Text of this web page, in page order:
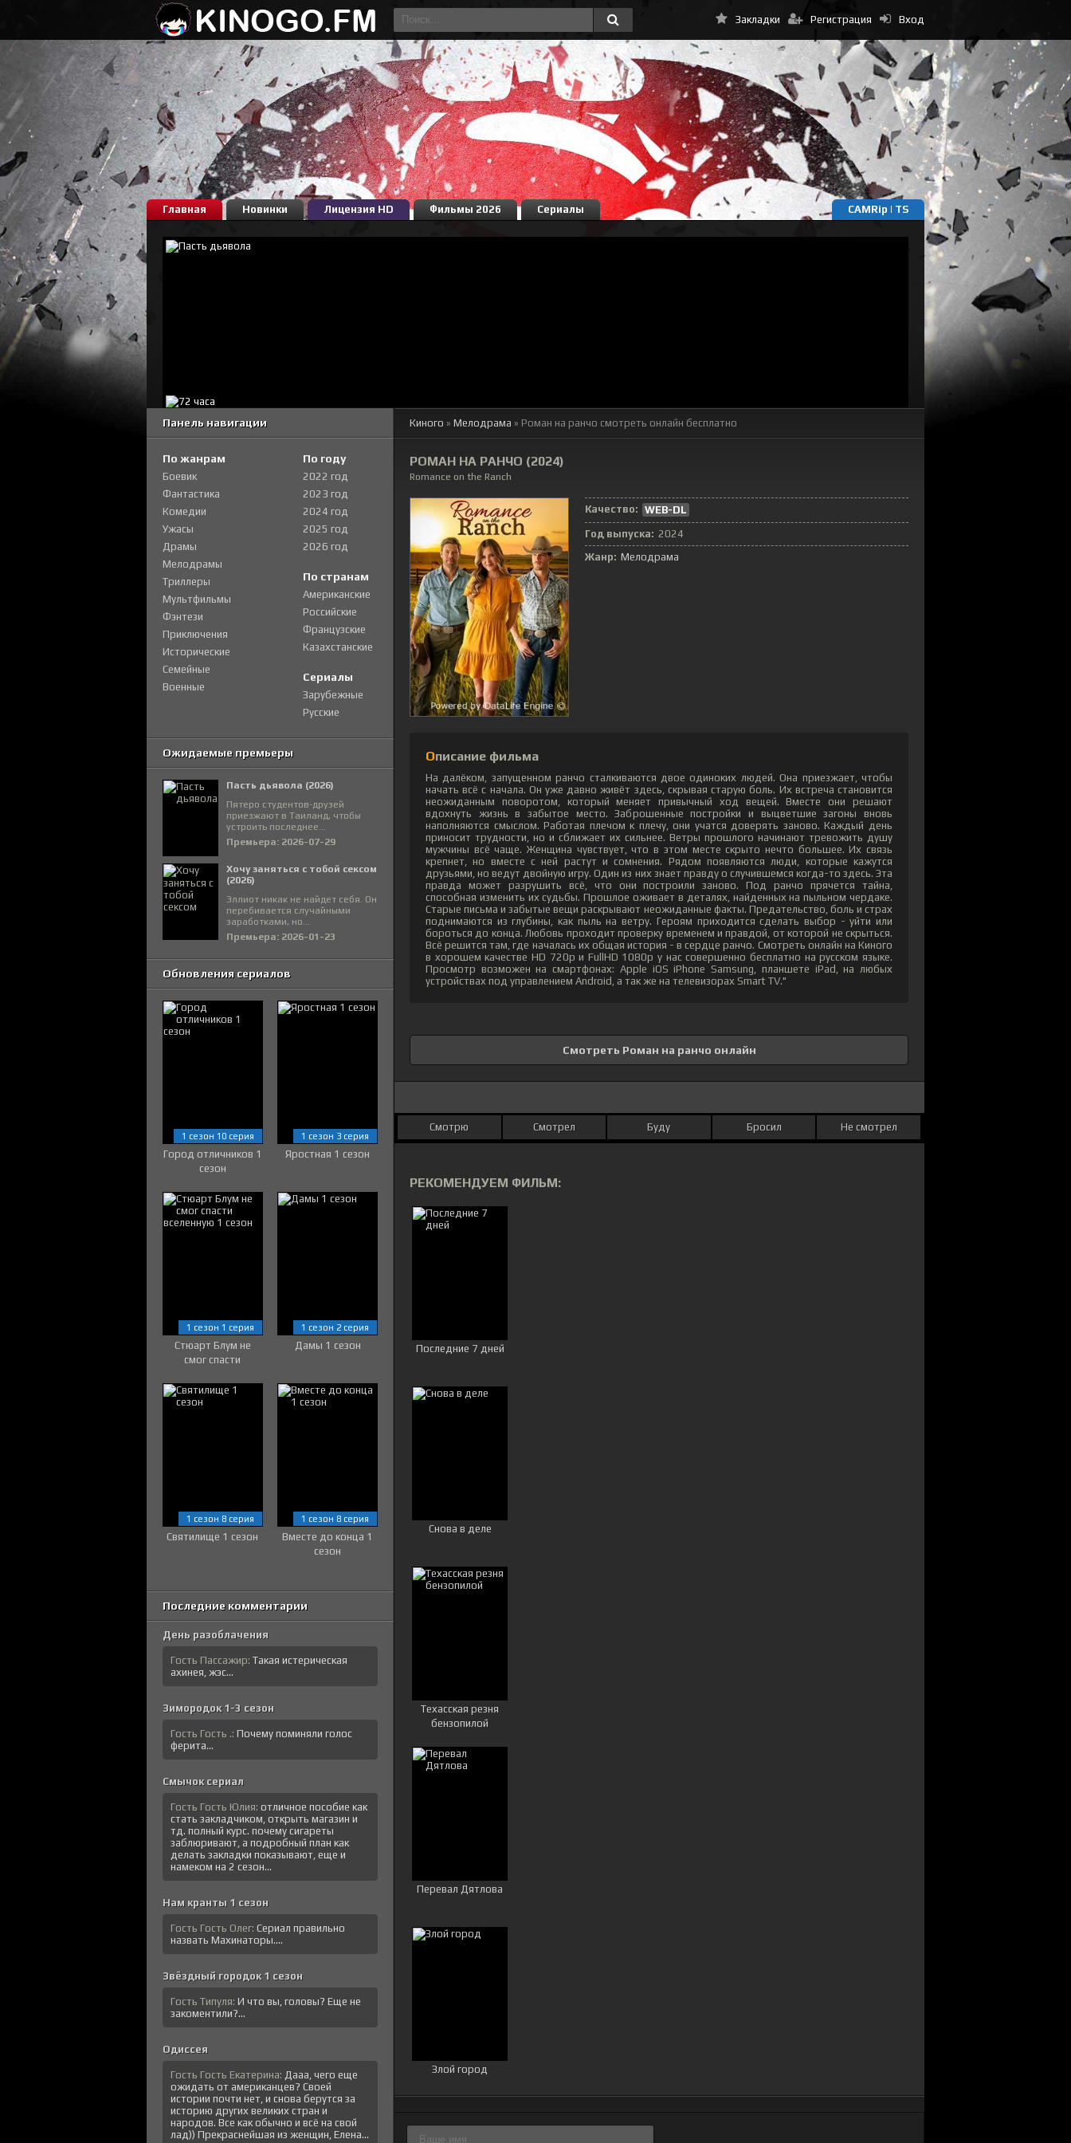
Вход
Регистрация
Закладки
Главная Новинки Лицензия HD Фильмы 2026 Сериалы CAMRip | TS
Киного » Мелодрама » Роман на ранчо смотреть онлайн бесплатно
РОМАН НА РАНЧО (2024)
Romance on the Ranch
Качество: WEB-DL
Год выпуска: 2024
Жанр: Мелодрама
Описание фильма
На далёком, запущенном ранчо сталкиваются двое одиноких людей. Она приезжает, чтобы
начать всё с начала. Он уже давно живёт здесь, скрывая старую боль. Их встреча становится
неожиданным поворотом, который меняет привычный ход вещей. Вместе они решают
вдохнуть жизнь в забытое место. Заброшенные постройки и выцветшие загоны вновь
наполняются смыслом. Работая плечом к плечу, они учатся доверять заново. Каждый день
приносит трудности, но и сближает их сильнее. Ветры прошлого начинают тревожить душу
мужчины всё чаще. Женщина чувствует, что в этом месте скрыто нечто большее. Их связь
крепнет, но вместе с ней растут и сомнения. Рядом появляются люди, которые кажутся
друзьями, но ведут двойную игру. Один из них знает правду о случившемся когда-то здесь. Эта
правда может разрушить всё, что они построили заново. Под ранчо прячется тайна,
способная изменить их судьбы. Прошлое оживает в деталях, найденных на пыльном чердаке.
Старые письма и забытые вещи раскрывают неожиданные факты. Предательство, боль и страх
поднимаются из глубины, как пыль на ветру. Героям приходится сделать выбор - уйти или
бороться до конца. Любовь проходит проверку временем и правдой, от которой не скрыться.
Всё решится там, где началась их общая история - в сердце ранчо. Смотреть онлайн на Киного
в хорошем качестве HD 720p и FullHD 1080p у нас совершенно бесплатно на русском языке.
Просмотр возможен на смартфонах: Apple iOS iPhone Samsung, планшете iPad, на любых
устройствах под управлением Android, а так же на телевизорах Smart TV."
Смотреть Роман на ранчо онлайн
Смотрю Смотрел Буду Бросил Не смотрел
РЕКОМЕНДУЕМ ФИЛЬМ:
Последние 7 дней
Снова в деле
Техасская резня
бензопилой
Перевал Дятлова
Злой город
Панель навигации
По жанрам
Боевик
Фантастика
Комедии
Ужасы
Драмы
Мелодрамы
Триллеры
Мультфильмы
Фэнтези
Приключения
Исторические
Семейные
Военные
По году
2022 год
2023 год
2024 год
2025 год
2026 год
По странам
Американские
Российские
Французские
Казахстанские
Сериалы
Зарубежные
Русские
Ожидаемые премьеры
Пасть дьявола (2026)
Пятеро студентов-друзей
приезжают в Таиланд, чтобы
устроить последнее...
Премьера: 2026-07-29
Хочу заняться с тобой сексом
(2026)
Эллиот никак не найдет себя. Он
перебивается случайными
заработками, но...
Премьера: 2026-01-23
Обновления сериалов
Город отличников 1
сезон
1 сезон 10 серия
Яростная 1 сезон
1 сезон 3 серия
Стюарт Блум не
смог спасти
1 сезон 1 серия
Дамы 1 сезон
1 сезон 2 серия
Святилище 1 сезон
1 сезон 8 серия
Вместе до конца 1
сезон
1 сезон 8 серия
Последние комментарии
День разоблачения
Гость Пассажир: Такая истерическая
ахинея, жэс...
Зимородок 1-3 сезон
Гость Гость .: Почему поминяли голос
ферита...
Смычок сериал
Гость Гость Юлия: отличное пособие как
стать закладчиком, открыть магазин и
тд. полный курс. почему сигареты
заблюривают, а подробный план как
делать закладки показывают, еще и
намеком на 2 сезон...
Нам кранты 1 сезон
Гость Гость Олег: Сериал правильно
назвать Махинаторы....
Звёздный городок 1 сезон
Гость Типуля: И что вы, головы? Еще не
закоментили?...
Одиссея
Гость Гость Екатерина: Дааа, чего еще
ожидать от американцев? Своей
истории почти нет, и снова берутся за
историю других великих стран и
народов. Все как обычно и всё на свой
лад)) Прекраснейшая из женщин, Елена...